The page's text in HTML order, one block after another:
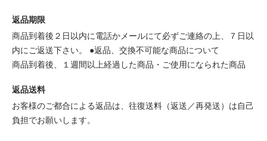
返品期限
商品到着後２日以内に電話かメールにて必ずご連絡の上、７日以
内にご返送下さい。 ●返品、交換不可能な商品について
商品到着後、１週間以上経過した商品・ご使用になられた商品
返品送料
お客様のご都合による返品は、往復送料（返送／再発送）は自己
負担でお願いします。